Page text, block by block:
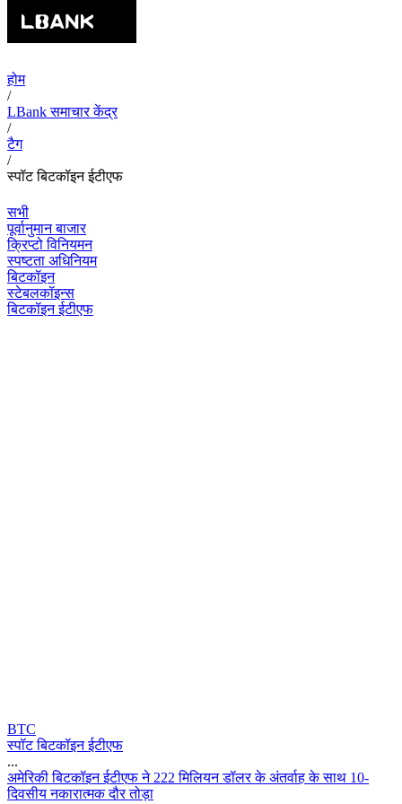
होम
/
LBank समाचार केंद्र
/
टैग
/
स्पॉट बिटकॉइन ईटीएफ
सभी
पूर्वानुमान बाजार
क्रिप्टो विनियमन
स्पष्टता अधिनियम
बिटकॉइन
स्टेबलकॉइन्स
बिटकॉइन ईटीएफ
BTC
स्पॉट बिटकॉइन ईटीएफ
...
अमरक बटकइन ईटएफ न 222 मलयन डलर क अतरह क सथ 10-
दवसय नकरतमक दर तड